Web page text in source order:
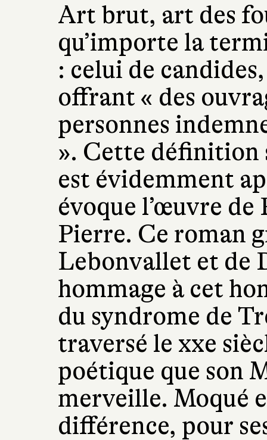
Art brut, art des
qu’importe la
: celui de
offrant « des
personnes
». Cette définition
est évidemment
évoque l’œuvre
Pierre. Ce roman
Lebonvallet et de
hommage à cet
du syndrome de
traversé le xxe
poétique que son
merveille. Moqué
différence, pour